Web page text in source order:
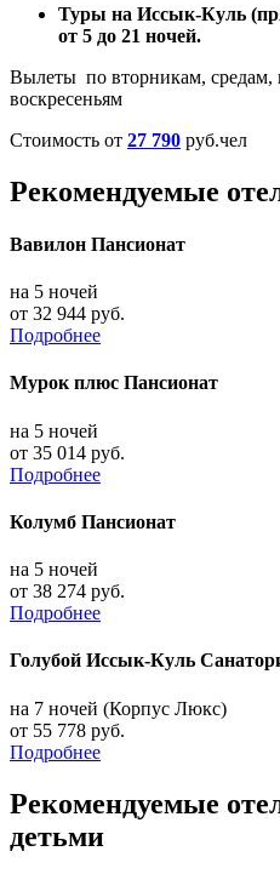
Туры на Иссык-Куль
от 5 до 21 ночей.
Вылеты по вторникам, средам,
воскресеньям
Стоимость от 27 790 руб.чел
Рекомендуемые
Вавилон Пансионат
на 5 ночей
от 32 944 руб.
Подробнее
Мурок плюс Пансионат
на 5 ночей
от 35 014 руб.
Подробнее
Колумб Пансионат
на 5 ночей
от 38 274 руб.
Подробнее
Голубой Иссык-Куль
на 7 ночей (Корпус Люкс)
от 55 778 руб.
Подробнее
Рекомендуемые
детьми